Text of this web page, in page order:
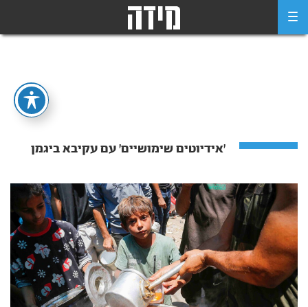
'אידיוטים שימושיים' עם עקיבא ביגמן